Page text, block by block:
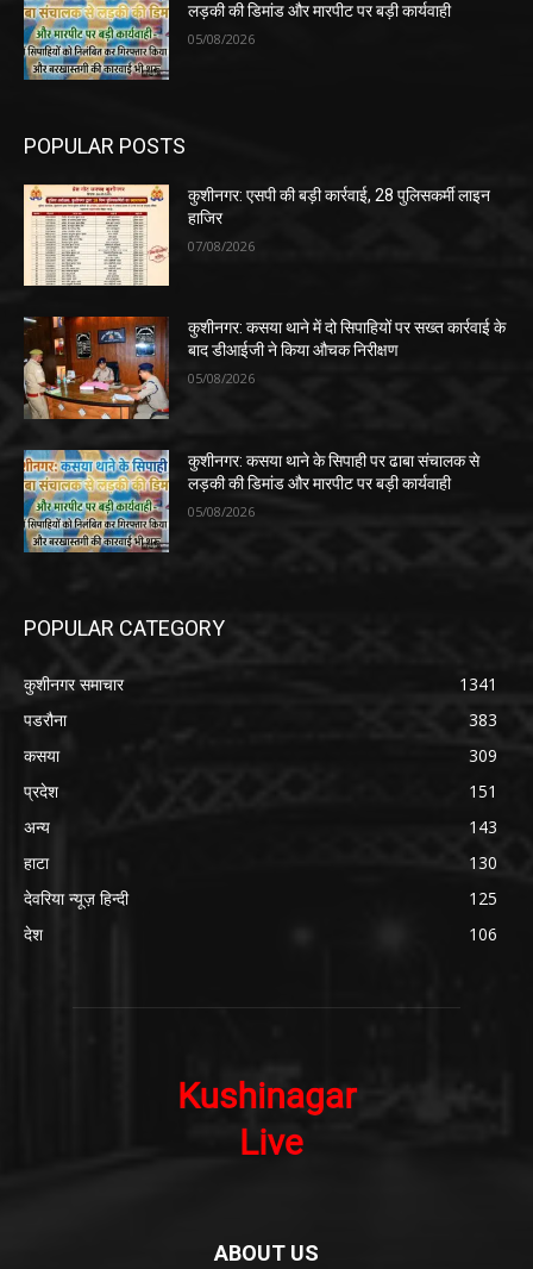
लड़की की डिमांड और मारपीट पर बड़ी कार्यवाही
05/08/2026
POPULAR POSTS
कुशीनगर: एसपी की बड़ी कार्रवाई, 28 पुलिसकर्मी लाइन
हाजिर
07/08/2026
कुशीनगर: कसया थाने में दो सिपाहियों पर सख्त कार्रवाई के
बाद डीआईजी ने किया औचक निरीक्षण
05/08/2026
कुशीनगर: कसया थाने के सिपाही पर ढाबा संचालक से
लड़की की डिमांड और मारपीट पर बड़ी कार्यवाही
05/08/2026
POPULAR CATEGORY
कुशीनगर समाचार
1341
पडरौना
383
कसया
309
प्रदेश
151
अन्य
143
हाटा
130
देवरिया न्यूज़ हिन्दी
125
देश
106
ABOUT US